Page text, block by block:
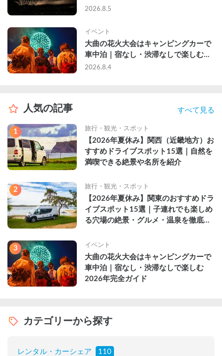
ピングカーで行った2組の記録
2026.8.5
イベント
大曲の花火大会はキャンピングカーで
車中泊｜宿なし・渋滞なしで楽しむ
2026年完全ガイド
2026.8.4
人気の記事 すべて見る
1 旅行・観光・スポット
【2026年夏休み】関西（近畿地方）お
すすめドライブスポット15選｜自然を
満喫できる絶景や名所を紹介
2 旅行・観光・スポット
【2026年夏休み】関東のおすすめドラ
イブスポット15選｜子連れでも楽しめ
る穴場の絶景・グルメ・温泉を徹底解
3 イベント
大曲の花火大会はキャンピングカーで
車中泊｜宿なし・渋滞なしで楽しむ
2026年完全ガイド
カテゴリーから探す
レンタル・カーシェア 110